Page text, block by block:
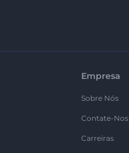
Empresa
Sobre Nós
Contate-Nos
Carreiras